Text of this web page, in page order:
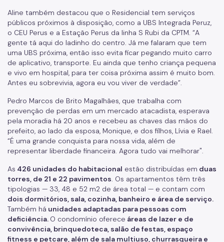
Aline também destacou que o Residencial tem serviços
públicos próximos à disposição, como a UBS Integrada Peruz,
o CEU Perus e a Estação Perus da linha S Rubi da CPTM. “A
gente tá aqui do ladinho do centro. Já me falaram que tem
uma UBS próxima, então isso evita ficar pegando muito carro
de aplicativo, transporte. Eu ainda que tenho criança pequena
e vivo em hospital, para ter coisa próxima assim é muito bom.
Antes eu sobrevivia, agora eu vou viver de verdade”.
Pedro Marcos de Brito Magalhães, que trabalha com
prevenção de perdas em um mercado atacadista, esperava
pela moradia há 20 anos e recebeu as chaves das mãos do
prefeito, ao lado da esposa, Monique, e dos filhos, Lívia e Rael.
“É uma grande conquista para nossa vida, além de
representar liberdade financeira. Agora tudo vai melhorar".
As 426 unidades do habitacional estão distribuídas em duas
torres, de 21 e 22 pavimentos. Os apartamentos têm três
tipologias — 33, 48 e 52 m2 de área total — e contam com
dois dormitórios, sala, cozinha, banheiro e área de serviço.
Também há unidades adaptadas para pessoas com
deficiência. O condomínio oferece áreas de lazer e de
convivência, brinquedoteca, salão de festas, espaço
fitness e petcare, além de sala multiuso, churrasqueira e